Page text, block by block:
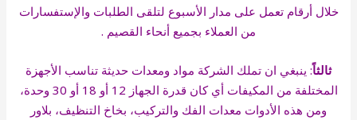
خلال أرقام تعمل على مدار الأسبوع لتلقى الطلبات والإستفسارات
من العملاء بجميع أنحاء القصيم .
ثالثاً: ينبغي ان تملك الشركة مواد ومعدات حديثة تناسب الأجهزة
المختلفة من المكيفات أي كان قدرة الجهاز 12 أو 18 أو 30 وحدة،
ومن هذه الأدوات معدات الفك والتركيب، بخاخ التنظيف، بلاور